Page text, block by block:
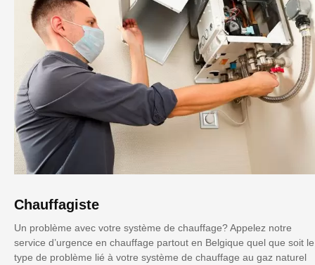
Chauffagiste
Un problème avec votre système de chauffage? Appelez notre
service d’urgence en chauffage partout en Belgique quel que soit le
type de problème lié à votre système de chauffage au gaz naturel